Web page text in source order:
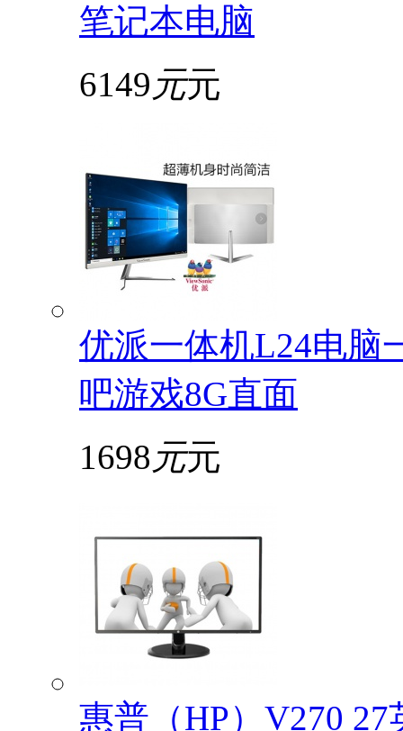
笔记本电脑
6149 元元
优派一体机L24电脑
吧游戏8G直面
1698 元元
惠普（HP）V270